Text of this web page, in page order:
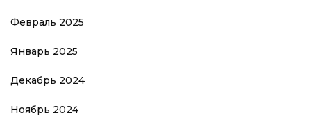
Февраль 2025
Январь 2025
Декабрь 2024
Ноябрь 2024